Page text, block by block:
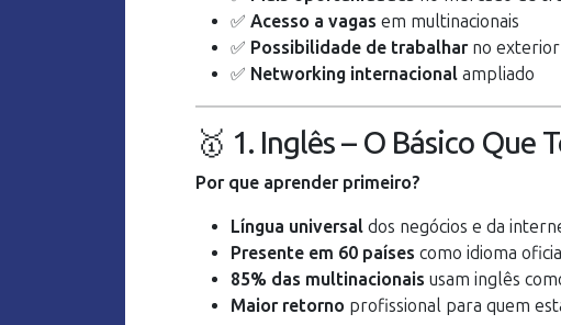
✅ Acesso a vagas em multinacionais
✅ Possibilidade de trabalharno exterior
✅ Networking internacional ampliado
🥇 1. Inglês – O Básico Que
Por que aprender primeiro?
Língua universal dos negócios e da
Presente em 60 países como idioma
85% das multinacionais usam inglês
Maior retorno profissional para quem